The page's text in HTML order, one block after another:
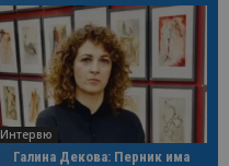
Интервю
Галина Декова: Перник има